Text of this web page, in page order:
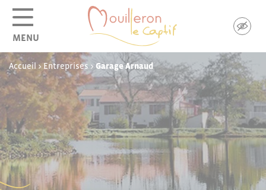
MENU
Accueil >Entreprises > Garage Arnaud
Panneau de gestion des cookies